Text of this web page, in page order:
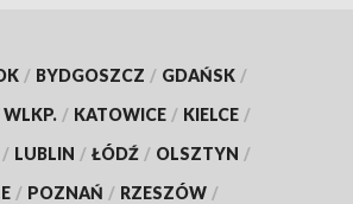
/ BYDGOSZCZ / GDAŃSK /
/ KATOWICE / KIELCE /
/ LUBLIN / ŁÓDŹ / OLSZTYN /
/ POZNAŃ / RZESZÓW /